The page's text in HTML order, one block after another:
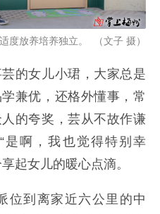
度放养培养独立。 （文子 摄）
的女儿小珺，大家总是
兼优，还格外懂事，常
的夸奖，芸从不故作谦
是啊，我也觉得特别幸
起女儿的暖心点滴。
位到离家近六公里的中